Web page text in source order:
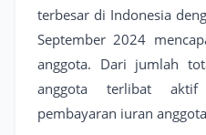
terbesar di Indonesia
September 2024
anggota. Dari jumlah
anggota terlibat
pembayaran iuran